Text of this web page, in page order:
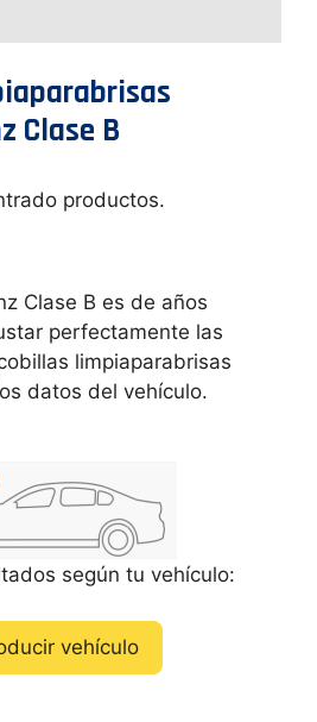
Clase B
productos.
Clase B es de años
perfectamente las
limpiaparabrisas
datos del vehículo.
según tu vehículo:
vehículo